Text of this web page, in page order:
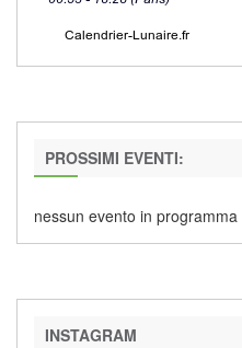
PROSSIMI EVENTI:
nessun evento in programma
INSTAGRAM